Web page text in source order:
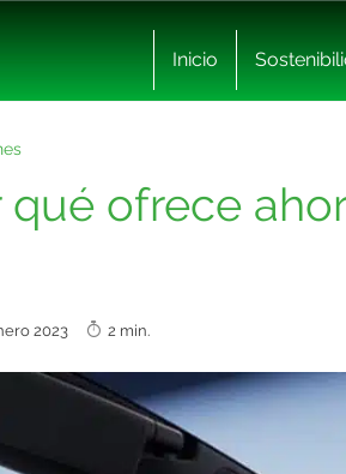
Inicio
qué ofrece
2023 2 min.